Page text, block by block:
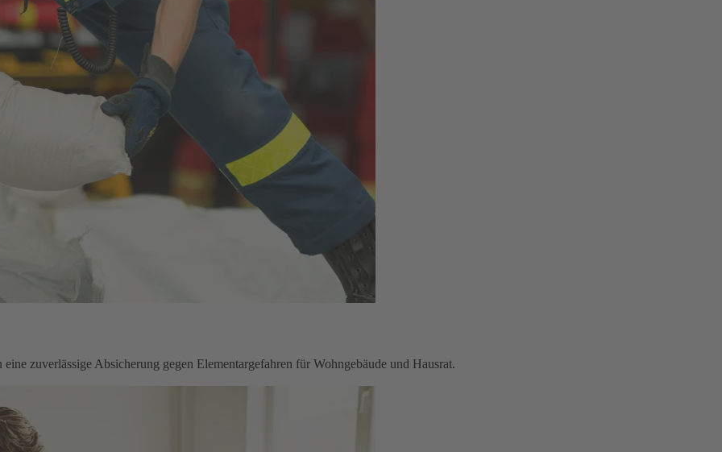
zuverlässige Absicherung gegen Elementargefahren für Wohngebäude und Hausrat.